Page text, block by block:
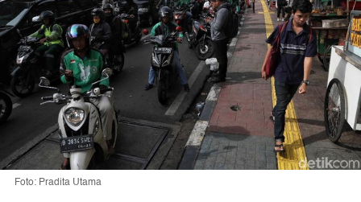
Foto: Pradita Utama